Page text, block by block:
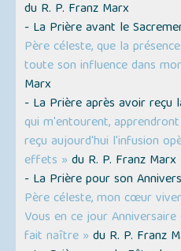
du R. P. Franz Marx
- La Prière avant le
Père céleste, que la
toute son influence dans
Marx
- La Prière après avoir reçu
qui m'entourent,
reçu aujourd'hui l'infusion
effets » du R. P. Franz Marx
- La Prière pour son
Père céleste, mon cœur
Vous en ce jour
fait naître » du R. P. Franz